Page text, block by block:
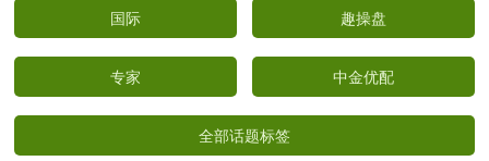
国际 趣操盘
专家 中金优配
全部话题标签